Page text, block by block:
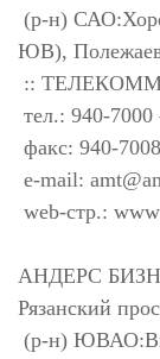
(р-н)
ЮВ),
::
тел.: 940-
факс: 940-7008
e-mail:
web-стр.:
АНДЕРС
Рязанский
(р-н)